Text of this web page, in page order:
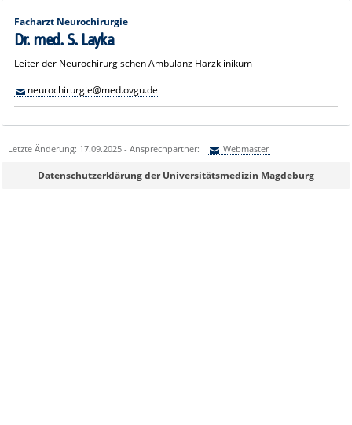
Facharzt Neurochirurgie
Dr. med. S. Layka
Leiter der Neurochirurgischen Ambulanz Harzklinikum
neurochirurgie@med.ovgu.de
Letzte Änderung: 17.09.2025 - Ansprechpartner: Webmaster
Sie können eine Nachricht versenden an:Webmaster
Datenschutzerklärung der Universitätsmedizin Magdeburg